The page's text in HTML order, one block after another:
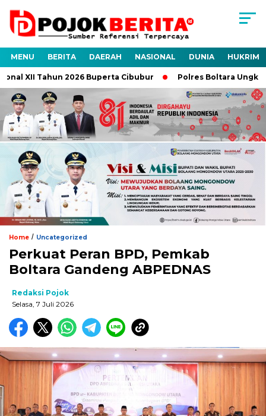
MENU BERITA DAERAH NASIONAL DUNIA HUKRIM
XII Tahun 2026 Buperta Cibubur Polres Boltara Ungkap
Home / Uncategorized
Perkuat Peran BPD, Pemkab
Boltara Gandeng ABPEDNAS
Redaksi Pojok
Selasa, 7 Juli 2026